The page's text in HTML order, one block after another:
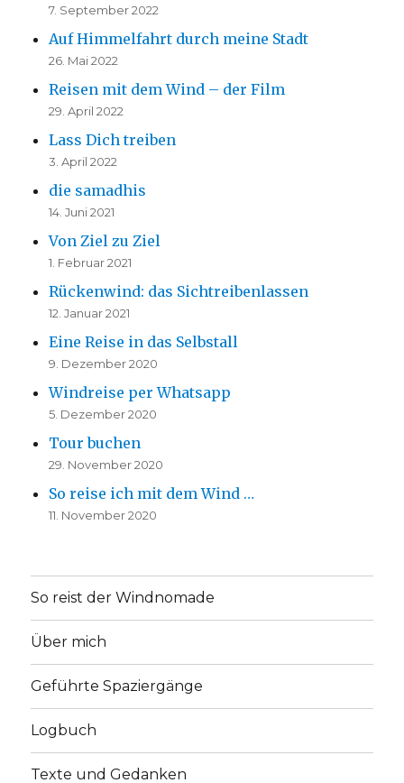
7. September 2022
Auf Himmelfahrt durch meine Stadt
26. Mai 2022
Reisen mit dem Wind – der Film
29. April 2022
Lass Dich treiben
3. April 2022
die samadhis
14. Juni 2021
Von Ziel zu Ziel
1. Februar 2021
Rückenwind: das Sichtreibenlassen
12. Januar 2021
Eine Reise in das Selbstall
9. Dezember 2020
Windreise per Whatsapp
5. Dezember 2020
Tour buchen
29. November 2020
So reise ich mit dem Wind …
11. November 2020
So reist der Windnomade
Über mich
Geführte Spaziergänge
Logbuch
Texte und Gedanken